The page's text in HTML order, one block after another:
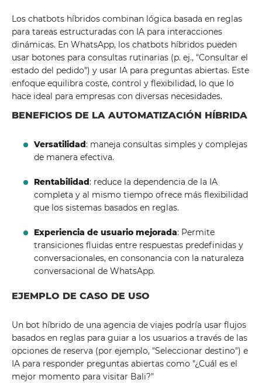
Los chatbots híbridos combinan lógica basada en reglas
para tareas estructuradas con IA para interacciones
dinámicas. En WhatsApp, los chatbots híbridos pueden
usar botones para consultas rutinarias (p. ej., "Consultar el
estado del pedido") y usar IA para preguntas abiertas. Este
enfoque equilibra coste, control y flexibilidad, lo que lo
hace ideal para empresas con diversas necesidades.
BENEFICIOS DE LA AUTOMATIZACIÓN HÍBRIDA
Versatilidad: maneja consultas simples y complejas
de manera efectiva.
Rentabilidad: reduce la dependencia de la IA
completa y al mismo tiempo ofrece más flexibilidad
que los sistemas basados ​​en reglas.
Experiencia de usuario mejorada: Permite
transiciones fluidas entre respuestas predefinidas y
conversacionales, en consonancia con la naturaleza
conversacional de WhatsApp.
EJEMPLO DE CASO DE USO
Un bot híbrido de una agencia de viajes podría usar flujos
basados ​​en reglas para guiar a los usuarios a través de las
opciones de reserva (por ejemplo, "Seleccionar destino") e
IA para responder preguntas abiertas como "¿Cuál es el
mejor momento para visitar Bali?"